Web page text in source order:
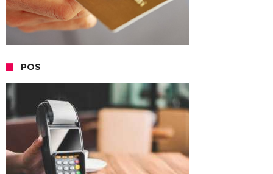
POS